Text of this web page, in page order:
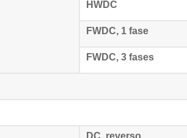
HWDC
FWDC, 1 fase
FWDC, 3 fases
DC, reverso